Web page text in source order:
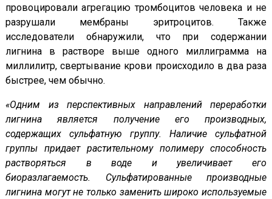
провоцировали агрегацию тромбоцитов человека и не
разрушали мембраны эритроцитов. Также
исследователи обнаружили, что при содержании
лигнина в растворе выше одного миллиграмма на
миллилитр, свертывание крови происходило в два раза
быстрее, чем обычно.
«Одним из перспективных направлений переработки
лигнина является получение его производных,
содержащих сульфатную группу. Наличие сульфатной
группы придает растительному полимеру способность
растворяться в воде и увеличивает его
биоразлагаемость. Сульфатированные производные
лигнина могут не только заменить широко используемые